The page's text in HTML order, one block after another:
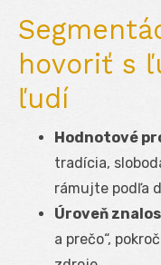
hovoriť s
ľudí
Hodnotové
tradícia,
rámujte podľa
Úroveň
a prečo“,